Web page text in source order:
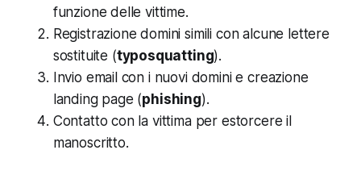
funzione delle vittime.
Registrazione domini simili con alcune lettere
sostituite (typosquatting).
Invio email con i nuovi domini e creazione
landing page (phishing).
Contatto con la vittima per estorcere il
manoscritto.